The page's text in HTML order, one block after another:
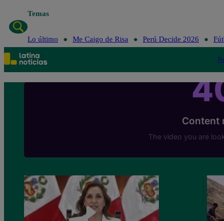
Temas
Lo último Me Caigo de Risa Perú Decide 2026